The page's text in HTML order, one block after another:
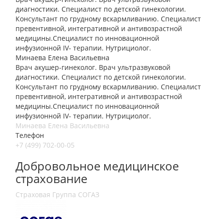
диагностики. Специалист по детской гинекологии.
Консультант по грудному вскармливанию. Специалист
превентивной, интегративной и антивозрастной
медицины.Специалист по инновационной
инфузионной IV- терапии. Нутрициолог.
Минаева Елена Васильевна
Врач акушер-гинеколог. Врач ультразвуковой
диагностики. Специалист по детской гинекологии.
Консультант по грудному вскармливанию. Специалист
превентивной, интегративной и антивозрастной
медицины.Специалист по инновационной
инфузионной IV- терапии. Нутрициолог.
Минаева Елена Васильевна
Телефон
+7 (499) 702-00-05
Добровольное медицинское
страхование
Страховая Группа СОГАЗ